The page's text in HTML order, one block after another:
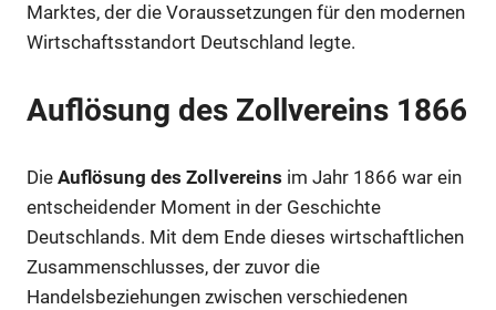
Marktes, der die Voraussetzungen für den modernen
Wirtschaftsstandort Deutschland legte.
Auflösung des Zollvereins 1866
Die Auflösung des Zollvereins im Jahr 1866 war ein
entscheidender Moment in der Geschichte
Deutschlands. Mit dem Ende dieses wirtschaftlichen
Zusammenschlusses, der zuvor die
Handelsbeziehungen zwischen verschiedenen